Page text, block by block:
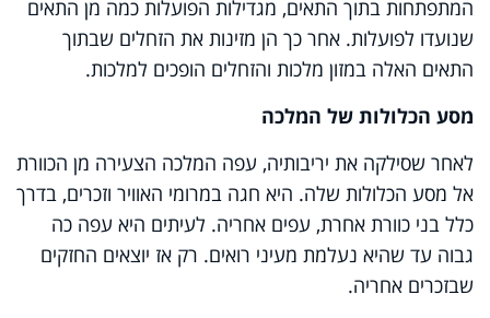
המתפתחות בתוך התאים, מגדילות הפועלות כמה מן התאים
שנועדו לפועלות. אחר כך הן מזינות את הזחלים שבתוך
התאים האלה במזון מלכות והזחלים הופכים למלכות.
מסע הכלולות של המלכה
לאחר שסילקה את יריבותיה, עפה המלכה הצעירה מן הכוורת
אל מסע הכלולות שלה. היא חגה במרומי האוויר וזכרים, בדרך
כלל בני כוורת אחרת, עפים אחריה. לעיתים היא עפה כה
גבוה עד שהיא נעלמת מעיני רואים. רק אז יוצאים החזקים
שבזכרים אחריה.